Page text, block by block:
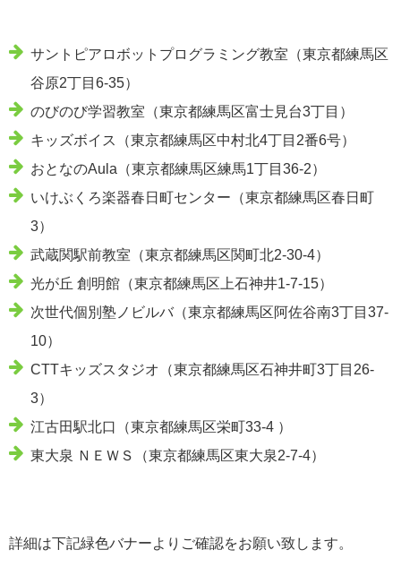
サントピアロボットプログラミング教室（東京都練馬区
谷原2丁目6-35）
のびのび学習教室（東京都練馬区富士見台3丁目）
キッズボイス（東京都練馬区中村北4丁目2番6号）
おとなのAula（東京都練馬区練馬1丁目36-2）
いけぶくろ楽器春日町センター（東京都練馬区春日町
3）
武蔵関駅前教室（東京都練馬区関町北2-30-4）
光が丘 創明館（東京都練馬区上石神井1-7-15）
次世代個別塾ノビルバ（東京都練馬区阿佐谷南3丁目37-
10）
CTTキッズスタジオ（東京都練馬区石神井町3丁目26-
3）
江古田駅北口（東京都練馬区栄町33-4 ）
東大泉 ＮＥＷＳ（東京都練馬区東大泉2-7-4）
詳細は下記緑色バナーよりご確認をお願い致します。